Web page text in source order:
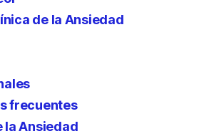
de la Ansiedad
frecuentes
la Ansiedad